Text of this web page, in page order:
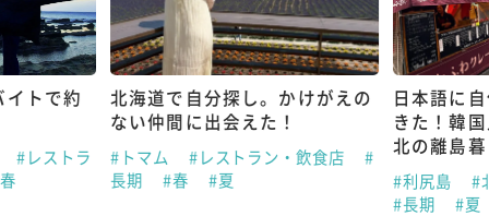
トで約
#レストラ
北海道で自分探し。かけがえの
ない仲間に出会えた！
#トマム #レストラン・飲食店
#
長期
#春 #夏
日本語に
きた！韓
北の離島
#利尻島
#
#長期
#夏